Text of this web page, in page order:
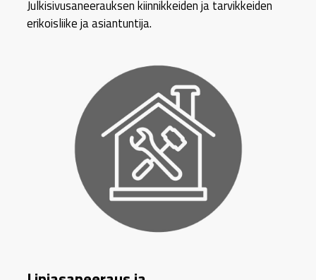
Julkisivusaneerauksen kiinnikkeiden ja tarvikkeiden
erikoisliike ja asiantuntija.